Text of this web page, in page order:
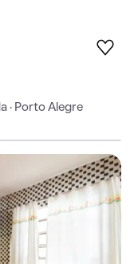
· Porto Alegre